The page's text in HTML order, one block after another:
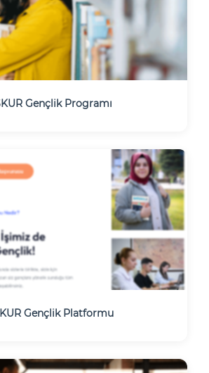
Gençlik Programı
Gençlik Platformu